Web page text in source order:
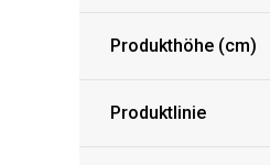
Produkthöhe (cm)
Produktlinie